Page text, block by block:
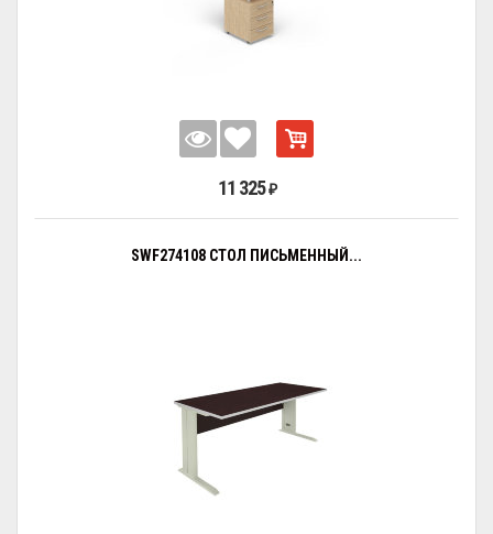
11 325 ₽
SWF274108 СТОЛ ПИСЬМЕННЫЙ...